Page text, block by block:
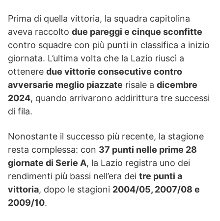
Prima di quella vittoria, la squadra capitolina
aveva raccolto due pareggi e cinque sconfitte
contro squadre con più punti in classifica a inizio
giornata. L’ultima volta che la Lazio riuscì a
ottenere due vittorie consecutive contro
avversarie meglio piazzate risale a dicembre
2024, quando arrivarono addirittura tre successi
di fila.
Nonostante il successo più recente, la stagione
resta complessa: con 37 punti nelle prime 28
giornate di Serie A, la Lazio registra uno dei
rendimenti più bassi nell’era dei tre punti a
vittoria, dopo le stagioni 2004/05, 2007/08 e
2009/10.